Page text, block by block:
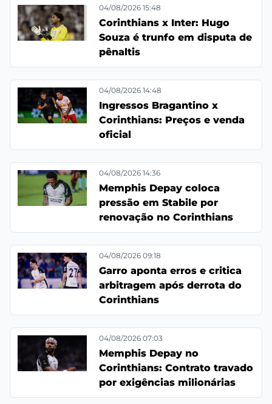
04/08/2026 15:48
Corinthians x Inter: Hugo
Souza é trunfo em disputa de
pênaltis
04/08/2026 14:48
Ingressos Bragantino x
Corinthians: Preços e venda
oficial
04/08/2026 14:36
Memphis Depay coloca
pressão em Stabile por
renovação no Corinthians
04/08/2026 09:18
Garro aponta erros e critica
arbitragem após derrota do
Corinthians
04/08/2026 07:03
Memphis Depay no
Corinthians: Contrato travado
por exigências milionárias